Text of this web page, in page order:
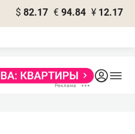
$ 82.17 € 94.84 ¥ 12.17